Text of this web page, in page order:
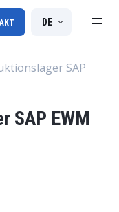
DE
SAP
SAP EWM